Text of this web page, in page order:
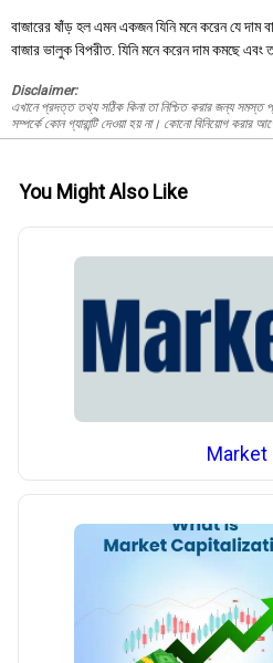
বাজারের ষাঁড় হল এমন একজন যিনি মনে করেন যে
বাজার ভালুক বিপরীত. যিনি মনে করেন দাম কমছে এবং
Disclaimer:
এখানে প্রদত্ত তথ্য সঠিক কিনা তা নিশ্চিত করার জন্য সমস্ত
সম্পর্কে কোন গ্যারান্টি দেওয়া হয় না। কোনো বিনিয়োগ করার
You Might Also Like
Market